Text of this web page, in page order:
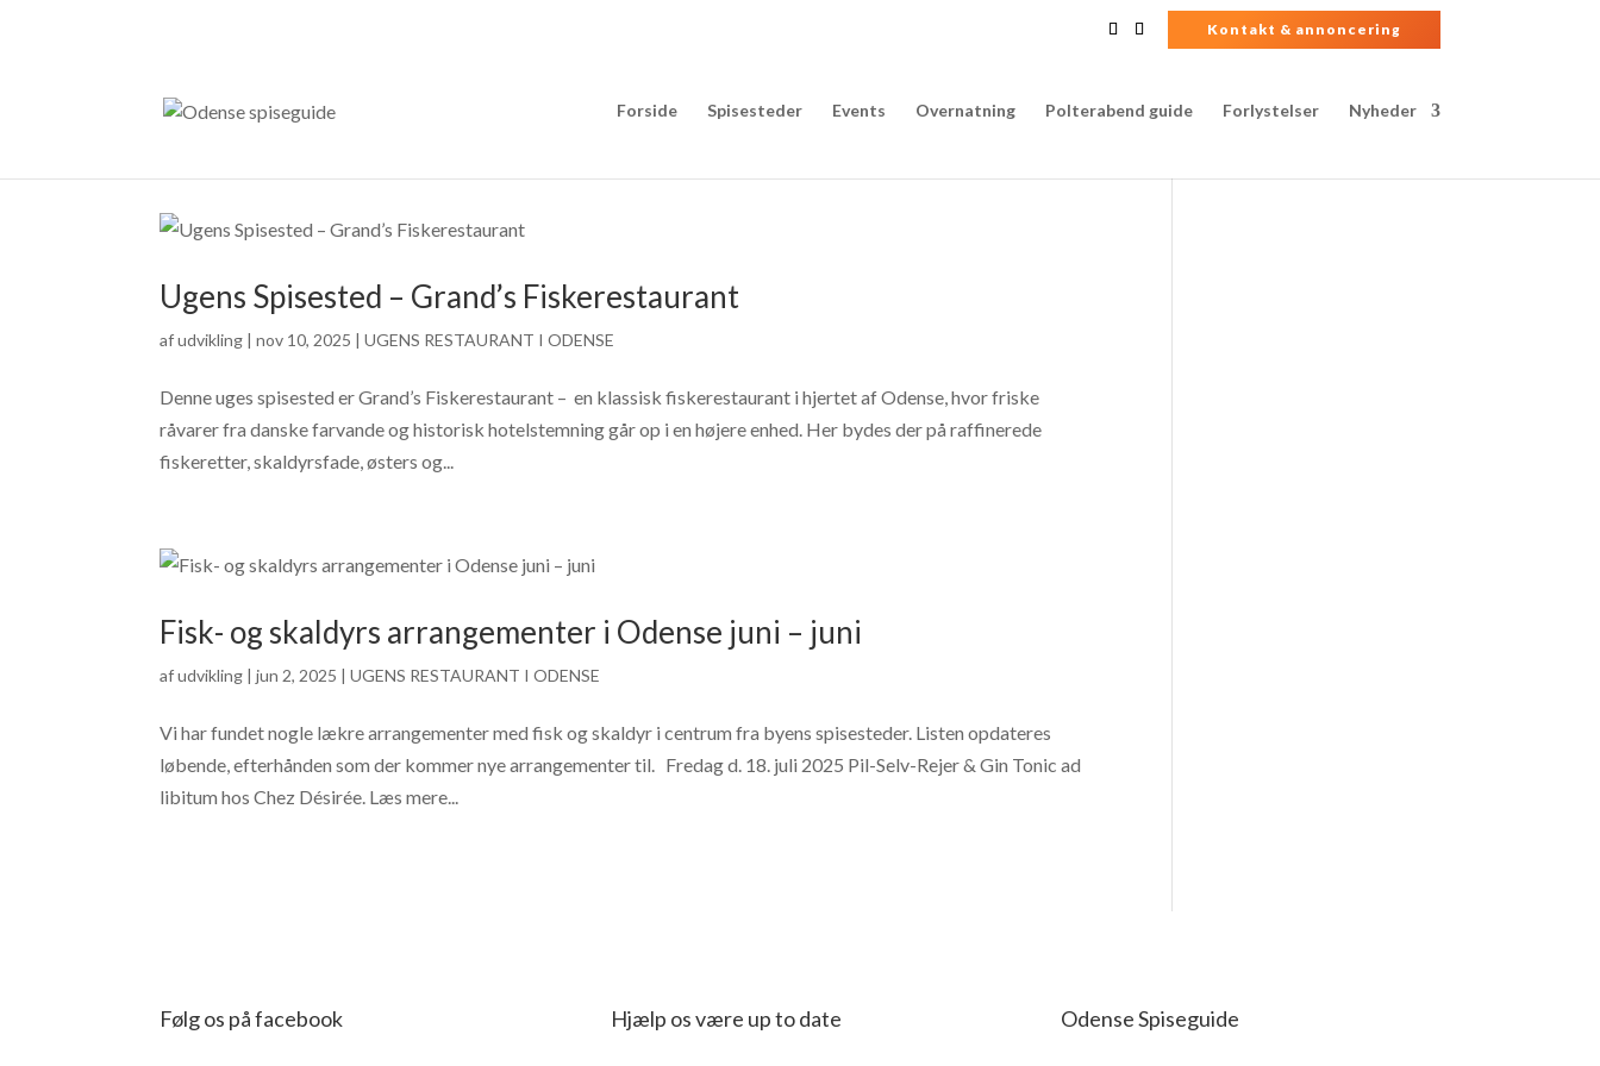
Kontakt & annoncering
Forside Spisesteder Events Overnatning Polterabend guide Forlystelser Nyheder
Ugens Spisested – Grand’s Fiskerestaurant
afudvikling |nov 10, 2025 |UGENS RESTAURANT I ODENSE
Denne uges spisested er Grand’s Fiskerestaurant – en klassisk fiskerestaurant i hjertet af Odense, hvor friske
råvarer fra danske farvande og historisk hotelstemning går op i en højere enhed. Her bydes der på raffinerede
fiskeretter, skaldyrsfade, østers og...
Fisk- og skaldyrs arrangementer i Odense juni – juni
afudvikling |jun 2, 2025 |UGENS RESTAURANT I ODENSE
Vi har fundet nogle lækre arrangementer med fisk og skaldyr i centrum fra byens spisesteder. Listen opdateres
løbende, efterhånden som der kommer nye arrangementer til. Fredag d. 18. juli 2025 Pil-Selv-Rejer & Gin Tonic ad
libitum hos Chez Désirée. Læs mere...
Følg os på facebook Hjælp os være up to date Odense Spiseguide